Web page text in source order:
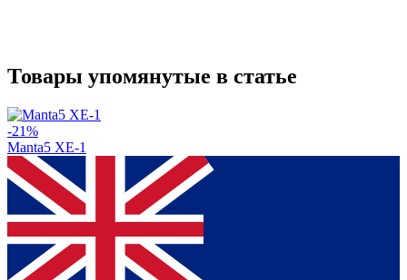
Товары упомянутые в статье
-21%
Manta5 XE-1